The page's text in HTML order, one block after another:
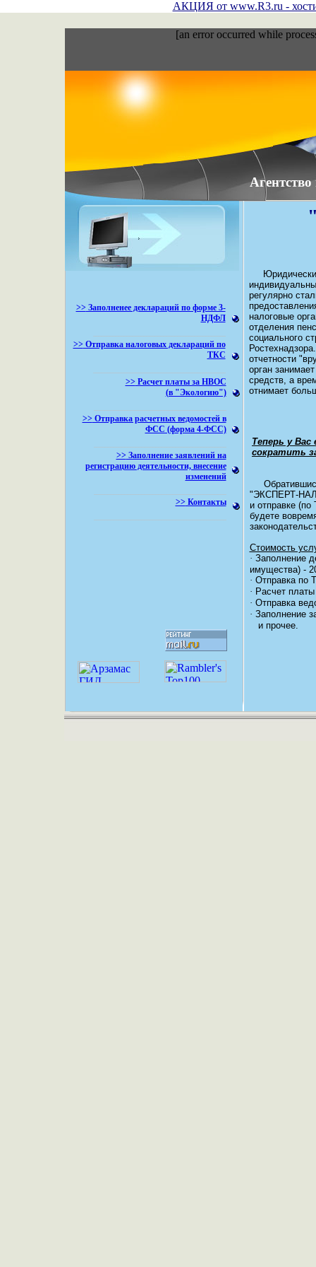
АКЦИЯ от www.R3.ru -
>>Заполненее деклараций по форме 3-
НДФЛ
>>Отправка налоговых деклараций по
ТКС
>>Расчет платы за НВОС
(в "Экологию")
>>Отправка расчетных ведомостей в
ФСС (форма 4-ФСС)
>>Заполнение заявлений на
регистрацию деятельности, внесение
изменений
>>Контакты
регулярно
налоговые
отделения
социального
отчетности
орган
средств, а
отнимает
Теперь у
сократить
Обратившись
"ЭКСПЕРТ-
и отправке
будете
Стоимость
· Заполнение
имущества) -
· Отправка по
· Расчет
· Отправка
· Заполнение
и прочее.
[an error occurred while